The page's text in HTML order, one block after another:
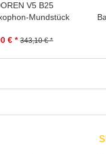
V5 B25
Mundstück
€ * 343,10 € *